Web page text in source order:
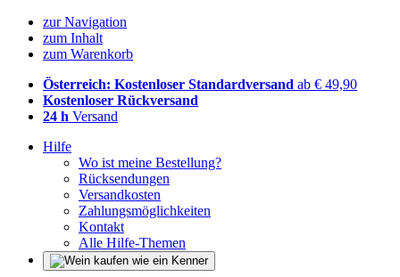
zur Navigation
zum Inhalt
zum Warenkorb
Österreich: Kostenloser Standardversand ab € 49,90
Kostenloser Rückversand
24 h Versand
Hilfe
Wo ist meine Bestellung?
Rücksendungen
Versandkosten
Zahlungsmöglichkeiten
Kontakt
Alle Hilfe-Themen